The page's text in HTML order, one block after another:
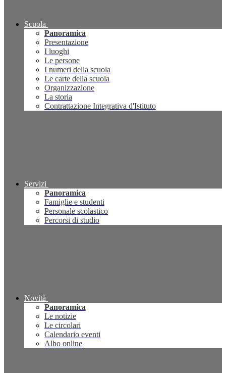
Scuola
Panoramica
Presentazione
I luoghi
Le persone
I numeri della scuola
Le carte della scuola
Organizzazione
La storia
Contrattazione Integrativa d'Istituto
Servizi
Panoramica
Famiglie e studenti
Personale scolastico
Percorsi di studio
Novità
Panoramica
Le notizie
Le circolari
Calendario eventi
Albo online